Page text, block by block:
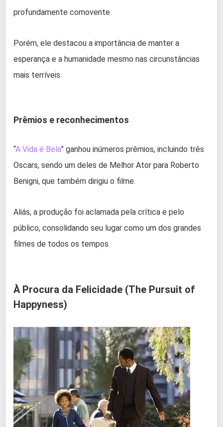
profundamente comovente.
Porém, ele destacou a importância de manter a
esperança e a humanidade mesmo nas circunstâncias
mais terríveis.
Prêmios e reconhecimentos
“A Vida é Bela” ganhou inúmeros prêmios, incluindo três
Oscars, sendo um deles de Melhor Ator para Roberto
Benigni, que também dirigiu o filme.
Aliás, a produção foi aclamada pela crítica e pelo
público, consolidando seu lugar como um dos grandes
filmes de todos os tempos.
À Procura da Felicidade (The Pursuit of
Happyness)